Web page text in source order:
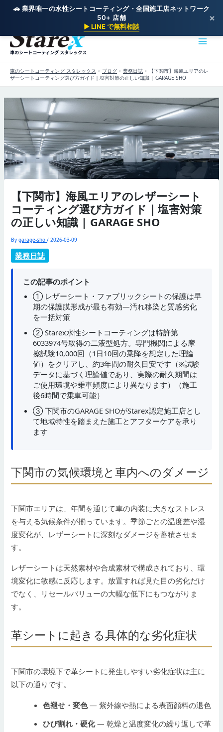
🚗 業界唯一の水性シートコーティング・全国施工店ネットワーク
50+ 店舗
▶ LINE で無料相談
×
容
車のシートコーティング スタレックス
車のシートコーティング スタレックス > ブログ > 業務日誌 >
【下関市】海風エリアのレ
ザーシートコーティング選び方ガイド｜塩害対策の正しい知識 | GARAGE SHO
【下関市】海風エリアのレザーシート
コーティング選び方ガイド｜塩害対策
の正しい知識 | GARAGE SHO
Bygarage-sho/2026-03-09
業務日誌
この記事のポイント
① レザーシート・ファブリックシートの保護は早
期の保護膜形成が最も有効—汚れ移染と質感劣化
を一括対策
② Starex水性シートコーティングは特許第
6033974号取得の二液型処方。専門機関による摩
擦試験10,000回（1日10回の乗降を想定した理論
値）をクリアし、約3年間の耐久目安です（※試験
データに基づく理論値であり、実際の耐久期間は
ご使用環境や乗車頻度により異なります）（施工
後6時間で乗車可能）
③ 下関市のGARAGE SHOがStarex認定施工店とし
て地域特性を踏まえた施工とアフターケアを承り
ます
下関市の気候環境と車内へのダメージ
下関市エリアは、年間を通じて車の内装に大きなストレス
を与える気候条件が揃っています。季節ごとの温度差や湿
度変化が、レザーシートに深刻なダメージを蓄積させま
す。
レザーシートは天然素材や合成素材で構成されており、環
境変化に敏感に反応します。放置すれば見た目の劣化だけ
でなく、リセールバリューの大幅な低下にもつながりま
す。
革シートに起きる具体的な劣化症状
下関市の環境下で革シートに発生しやすい劣化症状は主に
以下の通りです。
色褪せ・変色— 紫外線や熱による表面顔料の退色
ひび割れ・硬化— 乾燥と温度変化の繰り返しで革